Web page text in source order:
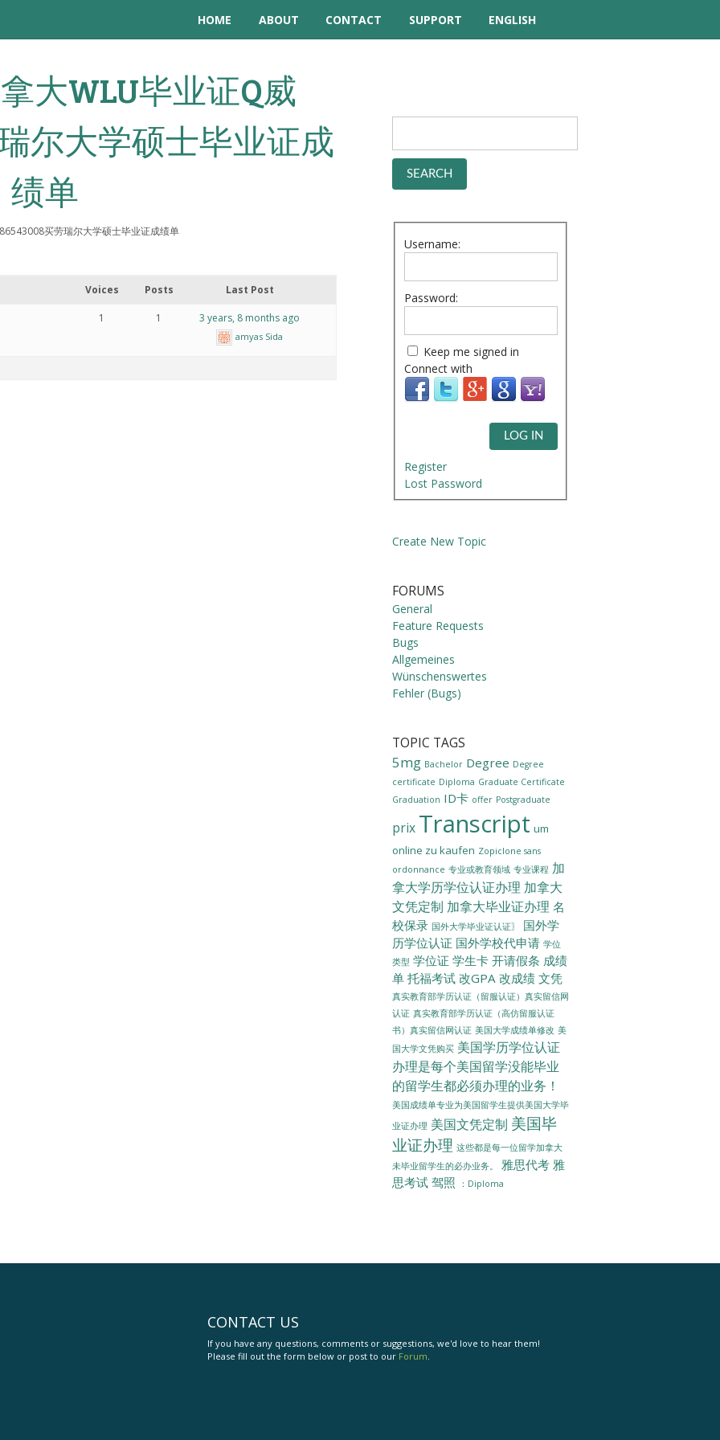
HOME ABOUT CONTACT
SUPPORT
TUTORIAL VIDEOS
QUESTIONS
FORUM
ENGLISH
大WLU毕业证Q威
尔大学硕士毕业证成
绩单
买劳瑞尔大学硕士毕业证成绩单
Voices Posts Last Post
1 1 3 years, 8 months ago
amyas Sida
Username:
Password:
Keep me signed in
Connect with
LOG IN
Register
Lost Password
Create New Topic
FORUMS
General
Feature Requests
Bugs
Allgemeines
Wünschenswertes
Fehler (Bugs)
TOPIC TAGS
5mg Bachelor Degree Degree
certificate Diploma Graduate Certificate
Graduation ID卡 offer Postgraduate
prix Transcript um
online zu kaufen Zopiclone sans
ordonnance 专业或教育领域 专业课程 加
拿大学历学位认证办理 加拿大
文凭定制 加拿大毕业证办理 名
校保录 国外大学毕业证认证〗
国外学
历学位认证 国外学校代申请 学位
类型 学位证 学生卡 开请假条 成绩
单 托福考试 改GPA 改成绩 文凭
真实教育部学历认证（留服认证）真实留信网
认证 真实教育部学历认证（高仿留服认证
书）真实留信网认证 美国大学成绩单修改 美
国大学文凭购买 美国学历学位认证
办理是每个美国留学没能毕业
的留学生都必须办理的业务！
美国成绩单专业为美国留学生提供美国大学毕
业证办理 美国文凭定制 美国毕
业证办理 这些都是每一位留学加拿大
未毕业留学生的必办业务。
雅思代考 雅
思考试 驾照 ：Diploma
CONTACT US
If you have any questions, comments or suggestions, we'd love to hear them!
Please fill out the form below or post to our Forum.